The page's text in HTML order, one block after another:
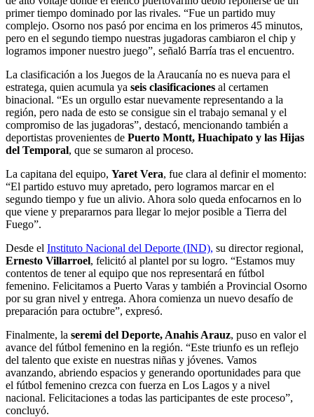
primer tiempo dominado por las rivales. “Fue un partido muy
complejo. Osorno nos pasó por encima en los primeros 45 minutos,
pero en el segundo tiempo nuestras jugadoras cambiaron el chip y
logramos imponer nuestro juego”, señaló Barría tras el encuentro.
La clasificación a los Juegos de la Araucanía no es nueva para el
estratega, quien acumula ya seis clasificaciones al certamen
binacional. “Es un orgullo estar nuevamente representando a la
región, pero nada de esto se consigue sin el trabajo semanal y el
compromiso de las jugadoras”, destacó, mencionando también a
deportistas provenientes de Puerto Montt, Huachipato y las Hijas
del Temporal, que se sumaron al proceso.
La capitana del equipo, Yaret Vera, fue clara al definir el momento:
“El partido estuvo muy apretado, pero logramos marcar en el
segundo tiempo y fue un alivio. Ahora solo queda enfocarnos en lo
que viene y prepararnos para llegar lo mejor posible a Tierra del
Fuego”.
Desde el Instituto Nacional del Deporte (IND), su director regional,
Ernesto Villarroel, felicitó al plantel por su logro. “Estamos muy
contentos de tener al equipo que nos representará en fútbol
femenino. Felicitamos a Puerto Varas y también a Provincial Osorno
por su gran nivel y entrega. Ahora comienza un nuevo desafío de
preparación para octubre”, expresó.
Finalmente, la seremi del Deporte, Anahis Arauz, puso en valor el
avance del fútbol femenino en la región. “Este triunfo es un reflejo
del talento que existe en nuestras niñas y jóvenes. Vamos
avanzando, abriendo espacios y generando oportunidades para que
el fútbol femenino crezca con fuerza en Los Lagos y a nivel
nacional. Felicitaciones a todas las participantes de este proceso”,
concluyó.